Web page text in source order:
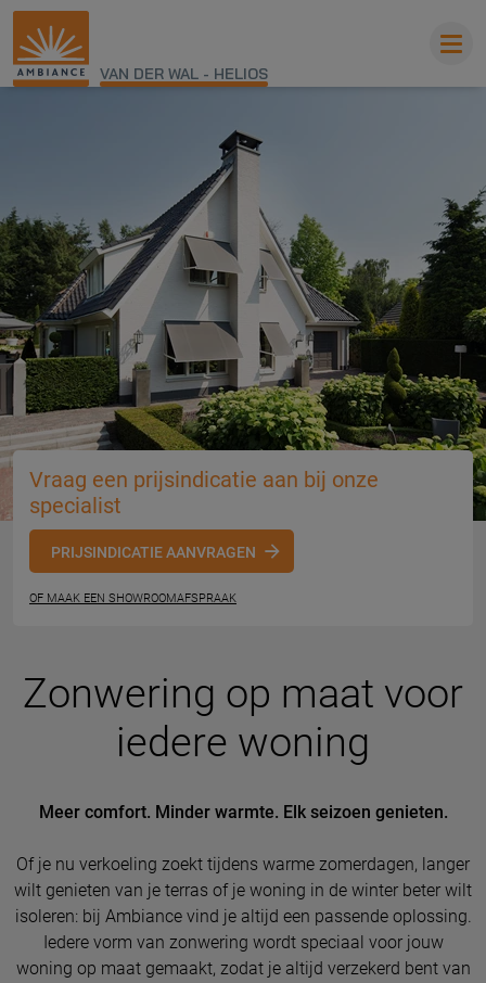
VAN DER WAL - HELIOS
Vraag een prijsindicatie aan bij onze
specialist
PRIJSINDICATIE AANVRAGEN
OF MAAK EEN SHOWROOMAFSPRAAK
Zonwering op maat voor
iedere woning
Meer comfort. Minder warmte. Elk seizoen genieten.
Of je nu verkoeling zoekt tijdens warme zomerdagen, langer
wilt genieten van je terras of je woning in de winter beter wilt
isoleren: bij Ambiance vind je altijd een passende oplossing.
Iedere vorm van zonwering wordt speciaal voor jouw
woning op maat gemaakt, zodat je altijd verzekerd bent van